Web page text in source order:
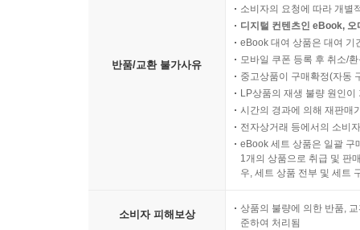
반품/교환 불가사유
소비자의 요청에 따라 개별
디지털 컨텐츠인 eBook,
eBook 대여 상품은 대여 기
모바일 쿠폰 등록 후 취소/
중고상품이 구매확정(자동
LP상품의 재생 불량 원인
시간의 경과에 의해 재판매
전자상거래 등에서의 소비
eBook 세트 상품은 일괄 구
1개의 상품으로 취급 및 판
우, 세트 상품 전부 및 세트
소비자 피해보상
상품의 불량에 의한 반품,
준하여 처리됨